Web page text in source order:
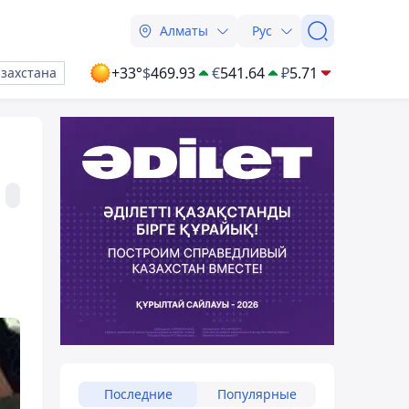
Алматы Рус
+33°$469.93 €541.64 ₽5.71
Последние Популярные